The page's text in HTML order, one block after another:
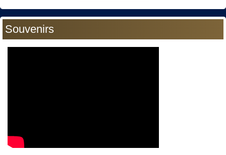
Souvenirs